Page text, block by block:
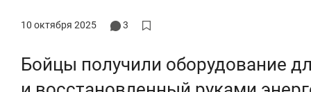
10 октября 2025 3
Бойцы получили оборудование